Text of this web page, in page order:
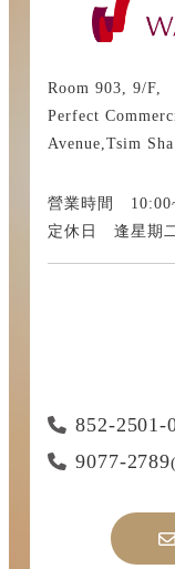
Room 903, 9/F,
Perfect
Avenue,Tsim
營業時間
定休日 逢星期
852-2501-
9077-2789